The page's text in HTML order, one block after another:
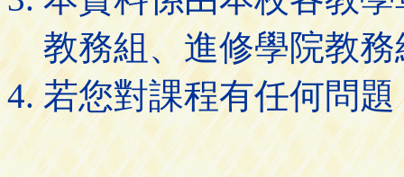
教務組、進修學院教
若您對課程有任何問